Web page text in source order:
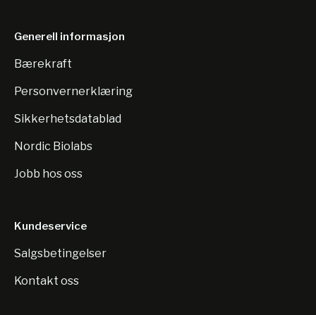
Generell informasjon
Bærekraft
Personvernerklæring
Sikkerhetsdatablad
Nordic Biolabs
Jobb hos oss
Kundeservice
Salgsbetingelser
Kontakt oss